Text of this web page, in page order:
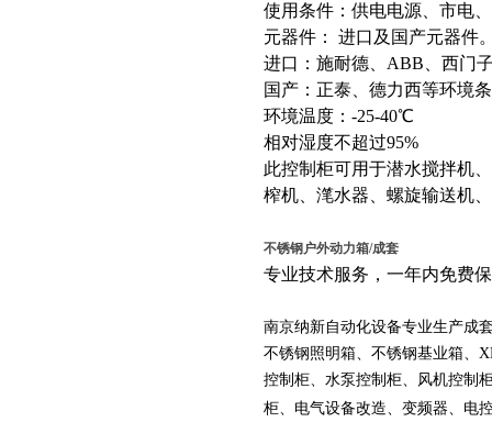
使用条件：供电电源、市电
元器件： 进口及国产元器件
进口：施耐德、ABB、西门
国产：正泰、德力西等环境
环境温度：-25-40℃
相对湿度不超过95%
此控制柜可用于潜水搅拌机
榨机、滗水器、螺旋输送机
不锈钢户外动力箱/成套
专业技术服务，一年内免费
南京纳新自动化设备专业生产成
不锈钢照明箱、不锈钢基业箱、
控制柜、水泵控制柜、风机控制
柜、电气设备改造、变频器、电